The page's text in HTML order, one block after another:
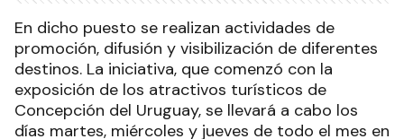
En dicho puesto se realizan actividades de
promoción, difusión y visibilización de diferentes
destinos. La iniciativa, que comenzó con la
exposición de los atractivos turísticos de
Concepción del Uruguay, se llevará a cabo los
días martes, miércoles y jueves de todo el mes en